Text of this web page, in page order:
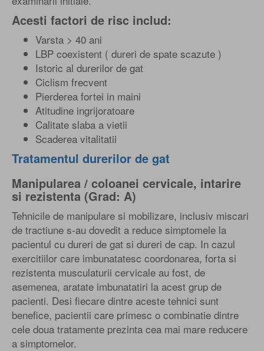
Acesti factori de risc includ:
Varsta > 40 ani
LBP coexistent ( dureri de spate scazute )
Istoric al durerilor de gat
Ciclism frecvent
Pierderea fortei in maini
Atitudine ingrijoratoare
Calitate slaba a vietii
Scaderea vitalitatii
Tratamentul durerilor de gat
Manipularea / coloanei cervicale, intarire
si rezistenta (Grad: A)
Tehnicile de manipulare si mobilizare, inclusiv miscari
de tractiune s-au dovedit a reduce simptomele la
pacientul cu dureri de gat si dureri de cap. In cazul
exercitiilor care imbunatatesc coordonarea, forta si
rezistenta musculaturii cervicale au fost, de
asemenea, aratate imbunatatiri la acest grup de
pacienti. Desi fiecare dintre aceste tehnici sunt
benefice, pacientii care primesc o combinatie dintre
cele doua tratamente prezinta cea mai mare reducere
a simptomelor.